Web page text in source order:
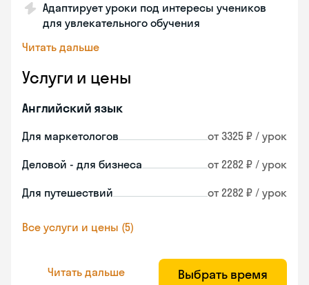
Адаптирует уроки под интересы учеников
для увлекательного обучения
Читать дальше
Услуги и цены
Английский язык
Для маркетологов от 3325 ₽ / урок
Деловой - для бизнеса от 2282 ₽ / урок
Для путешествий от 2282 ₽ / урок
Все услуги и цены (5)
Читать дальше Выбрать время